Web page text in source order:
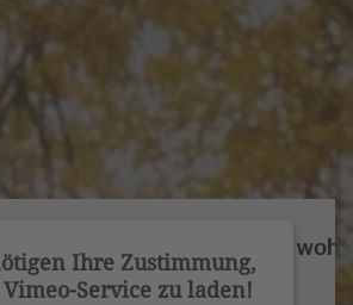
Ihre Zustimmung,
Service zu laden!